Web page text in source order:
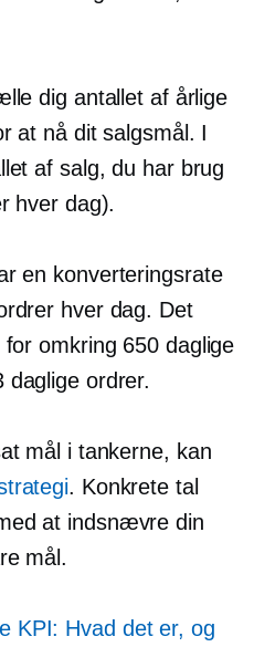
dig antallet af årlige
at nå dit salgsmål. I
af salg, du har brug
hver dag).
en konverteringsrate
hver dag. Det
omkring 650 daglige
daglige ordrer.
mål i tankerne, kan
. Konkrete tal
at indsnævre din
mål.
KPI: Hvad det er, og